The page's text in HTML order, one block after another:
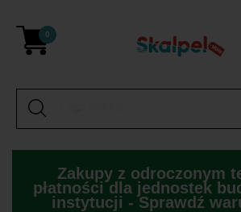
0
Zakupy z odroczonym
płatności dla jednostek
instytucji - Sprawdź